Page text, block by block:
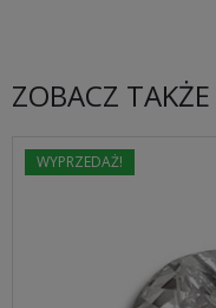
ZOBACZ TAKŻE
WYPRZEDAŻ!